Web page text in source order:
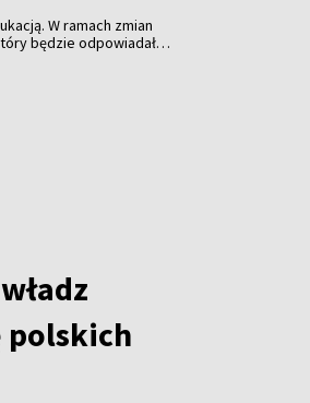
W ramach zmian
będzie odpowiadał
polskich